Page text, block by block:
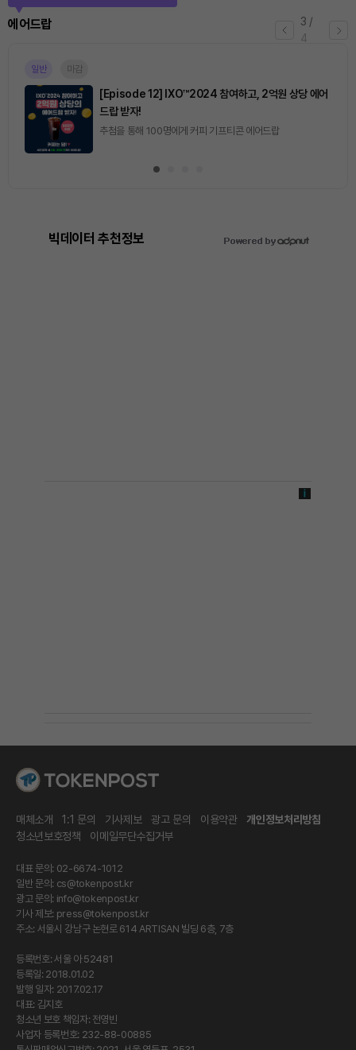
3 /
4
에어드랍
일반 마감
[Episode 12] IXO™2024 참여하고, 2억원 상당 에어
드랍 받자!
추첨을 통해 100명에게 커피 기프티콘 에어드랍
빅데이터 추천정보
매체소개 1:1 문의 기사제보 광고 문의 이용약관
개인정보처리방침
청소년보호정책
이메일무단수집거부
대표 문의: 02-6674-1012
일반 문의: cs@tokenpost.kr
광고 문의: info@tokenpost.kr
기사 제보: press@tokenpost.kr
주소: 서울시 강남구 논현로 614 ARTISAN 빌딩 6층, 7층
등록번호: 서울 아 52481
등록일: 2018.01.02
발행 일자: 2017.02.17
대표: 김지호
청소년 보호 책임자: 전영빈
사업자 등록번호: 232-88-00885